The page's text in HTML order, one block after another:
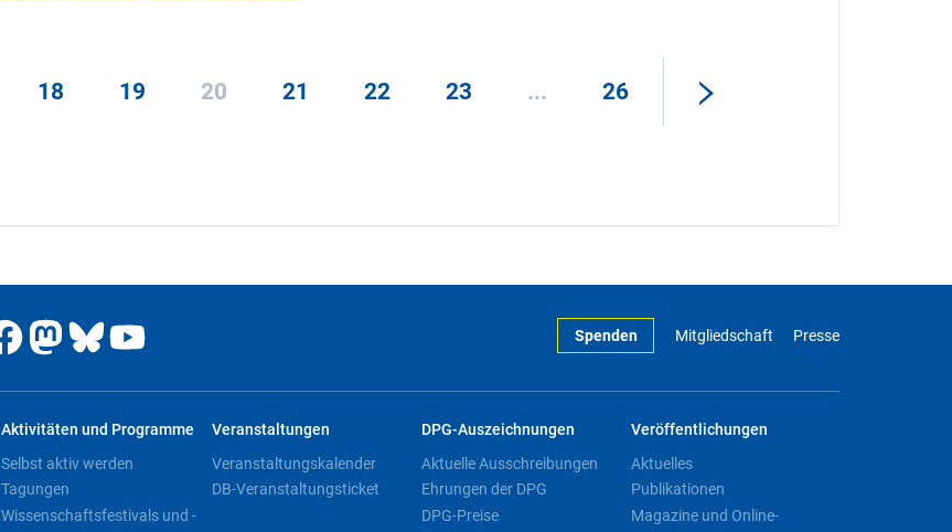
18 19 20 21 22 23 ... 26
Spenden Mitgliedschaft Presse
Aktivitäten und Programme
Selbst aktiv werden
Tagungen
Wissenschaftsfestivals und -
Veranstaltungen
Veranstaltungskalender
DB-Veranstaltungsticket
DPG-Auszeichnungen
Aktuelle Ausschreibungen
Ehrungen der DPG
DPG-Preise
Veröffentlichungen
Aktuelles
Publikationen
Magazine und Online-